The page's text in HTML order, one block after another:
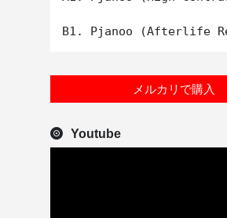
メルカリで購入
Youtube